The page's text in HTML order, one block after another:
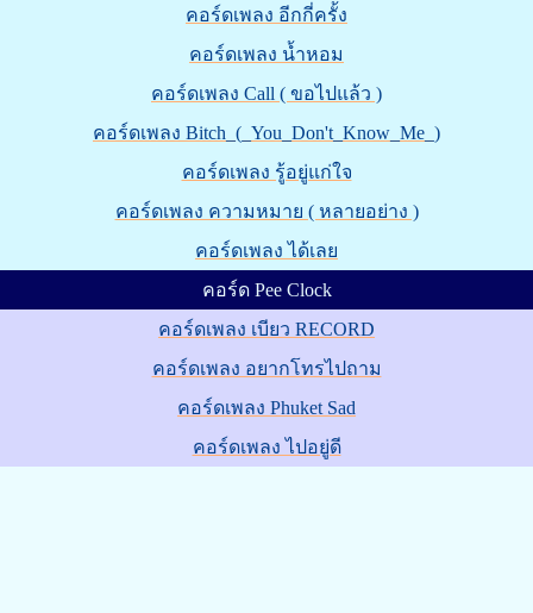
คอร์ดเพลง อีกกี่ครั้ง
คอร์ดเพลง น้ำหอม
คอร์ดเพลง Call ( ขอไปแล้ว )
คอร์ดเพลง Bitch_(_You_Don't_Know_Me_)
คอร์ดเพลง รู้อยู่แก่ใจ
คอร์ดเพลง ความหมาย ( หลายอย่าง )
คอร์ดเพลง ได้เลย
คอร์ด Pee Clock
คอร์ดเพลง เบียว RECORD
คอร์ดเพลง อยากโทรไปถาม
คอร์ดเพลง Phuket Sad
คอร์ดเพลง ไปอยู่ดี